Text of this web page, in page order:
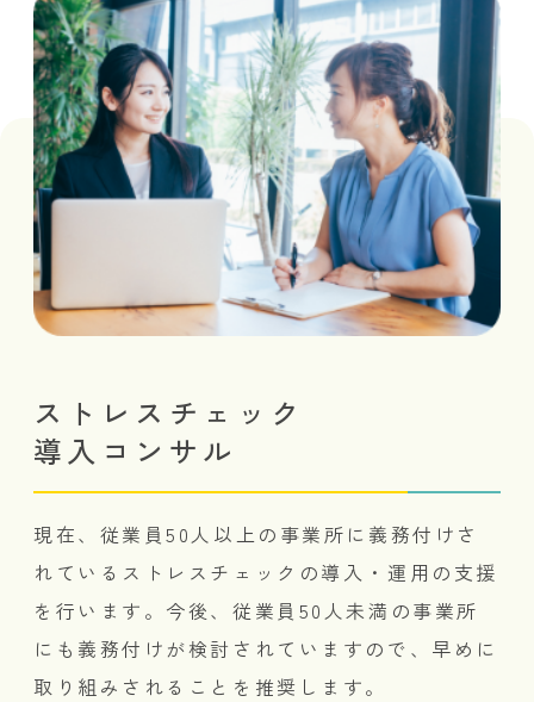
ストレスチェック
導入コンサル
現在、従業員50人以上の事業所に義務付けさ
れているストレスチェックの導入・運用の支援
を行います。今後、従業員50人未満の事業所
にも義務付けが検討されていますので、早めに
取り組みされることを推奨します。